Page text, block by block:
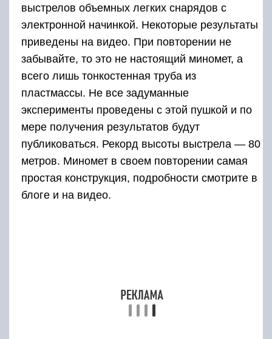
блоге и на видео.
Тема конструирования пушек не закрыта и
будет продолжена.
Не забудьте подписаться на обновления сайта
Sekret-mastera.ru, поделиться ссылкой на сайт
Секрет Мастера с другом, а также приглашаем
вас посетить видеоканал Sekretmastera на
YouTube и также стать его подписчиком.
Некоторые типы изделий и их
ношение вас могут привлечь к
ответственности. Мы расскажем только о тех